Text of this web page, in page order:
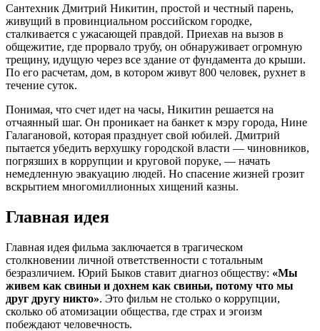
Сантехник Дмитрий Никитин, простой и честный парень,
живущий в провинциальном российском городке,
сталкивается с ужасающей правдой. Приехав на вызов в
общежитие, где прорвало трубу, он обнаруживает огромную
трещину, идущую через все здание от фундамента до крыши.
По его расчетам, дом, в котором живут 800 человек, рухнет в
течение суток.
Понимая, что счет идет на часы, Никитин решается на
отчаянный шаг. Он проникает на банкет к мэру города, Нине
Галагановой, которая празднует свой юбилей. Дмитрий
пытается убедить верхушку городской власти — чиновников,
погрязших в коррупции и круговой поруке, — начать
немедленную эвакуацию людей. Но спасение жизней грозит
вскрытием многомиллионных хищений казны.
Главная идея
Главная идея фильма заключается в трагическом
столкновении личной ответственности с тотальным
безразличием. Юрий Быков ставит диагноз обществу: «Мы
живем как свиньи и дохнем как свиньи, потому что мы
друг другу никто». Это фильм не столько о коррупции,
сколько об атомизации общества, где страх и эгоизм
побеждают человечность.